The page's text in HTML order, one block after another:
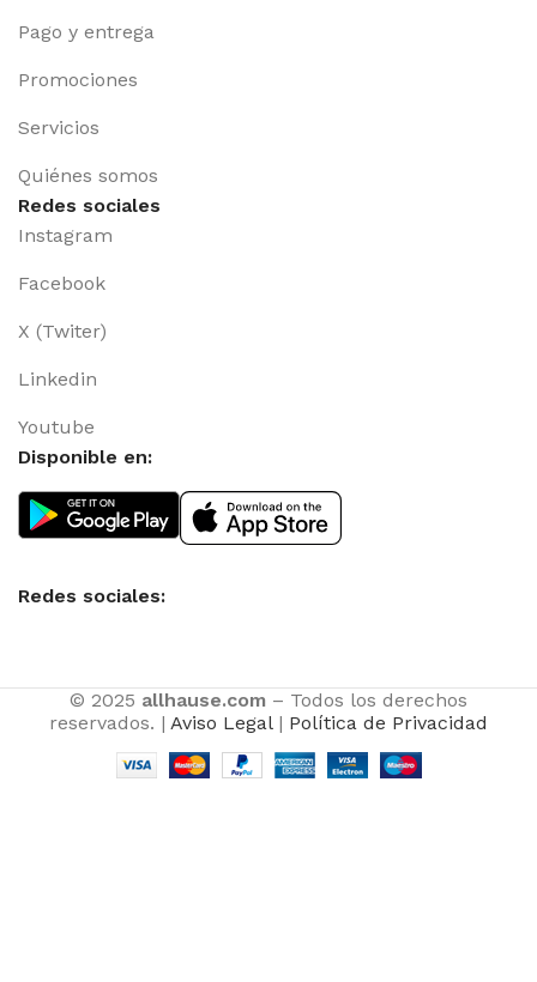
Pago y entrega
Promociones
Servicios
Quiénes somos
Redes sociales
Instagram
Facebook
X (Twiter)
Linkedin
Youtube
Disponible en:
Redes sociales:
© 2025 allhause.com – Todos los derechos
reservados. | Aviso Legal| Política de Privacidad